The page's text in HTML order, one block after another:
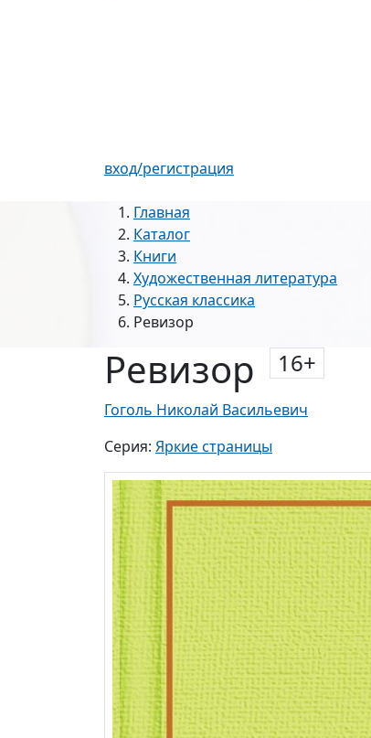
вход/регистрация
Главная
Каталог
Книги
Художественная литература
Русская классика
Ревизор
Ревизор 16+
Гоголь Николай Васильевич
Серия: Яркие страницы